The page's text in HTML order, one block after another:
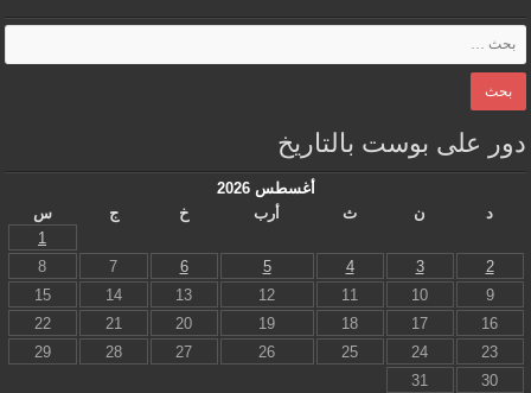
دور على بوست بالتاريخ
أغسطس 2026
د
ن ث أرب خ ج
س
1
2
3
4
5
6
7
8
9
10
11
12
13
14
15
16
17
18
19
20
21
22
23
24
25
26
27
28
29
30
31